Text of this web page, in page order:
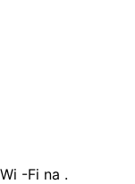
-Fi na .